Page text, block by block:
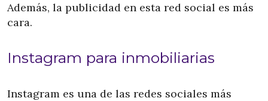
Además, la publicidad en esta red social es más
cara.
Instagram para inmobiliarias
Instagram es una de las redes sociales más